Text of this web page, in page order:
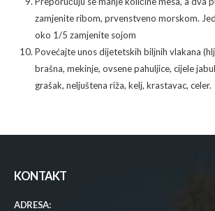
zamjenite ribom, prvenstveno morskom.
oko 1/5 zamjenite sojom
Povećajte unos dijetetskih biljnih vlakana
brašna, mekinje, ovsene pahuljice, cijele
grašak, neljuštena riža, kelj, krastavac, celer.
KONTAKT
ADRESA: